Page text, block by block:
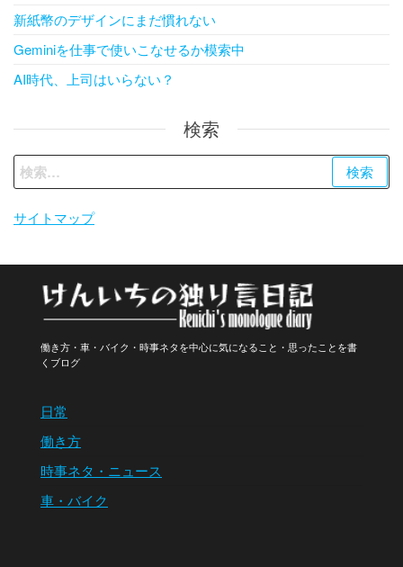
新紙幣のデザインにまだ慣れない
Geminiを仕事で使いこなせるか模索中
AI時代、上司はいらない？
検索
検
索:
サイトマップ
日常
働き方
時事ネタ・ニュース
車・バイク
働き方・車・バイク・時事ネタを中心に気になること・思ったことを書
くブログ